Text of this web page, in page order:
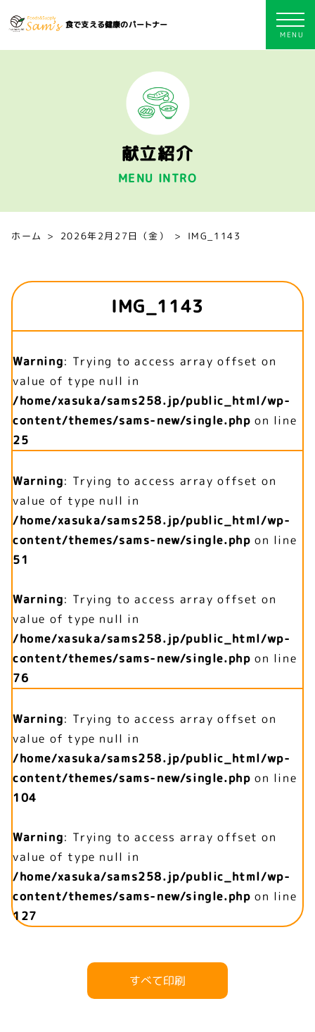
食で支える健康のパートナー
献立紹介
MENU INTRO
ホーム 2026年2月27日（金） IMG_1143
IMG_1143
Warning: Trying to access array offset on
value of type null in
/home/xasuka/sams258.jp/public_html/wp-
content/themes/sams-new/single.php on line
25
Warning: Trying to access array offset on
value of type null in
/home/xasuka/sams258.jp/public_html/wp-
content/themes/sams-new/single.php on line
51
Warning: Trying to access array offset on
value of type null in
/home/xasuka/sams258.jp/public_html/wp-
content/themes/sams-new/single.php on line
76
Warning: Trying to access array offset on
value of type null in
/home/xasuka/sams258.jp/public_html/wp-
content/themes/sams-new/single.php on line
104
Warning: Trying to access array offset on
value of type null in
/home/xasuka/sams258.jp/public_html/wp-
content/themes/sams-new/single.php on line
127
すべて印刷